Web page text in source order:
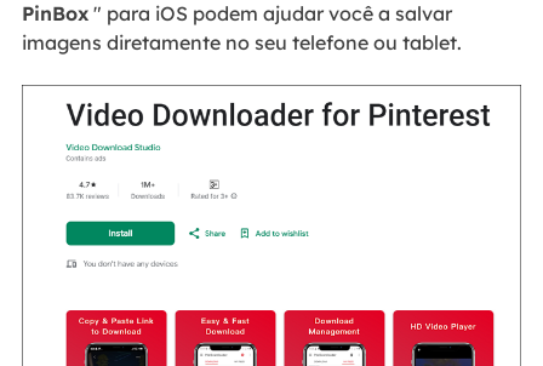
PinBox" para iOS podem ajudar você a salvar
imagens diretamente no seu telefone ou tablet.